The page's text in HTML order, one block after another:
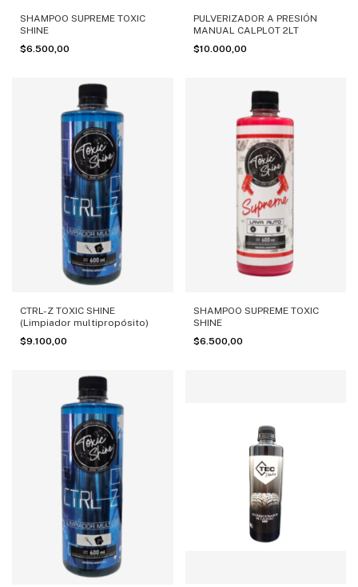
SHAMPOO SUPREME TOXIC
SHINE
$6.500,00
PULVERIZADOR A PRESIÓN
MANUAL CALPLOT 2LT
$10.000,00
CTRL-Z TOXIC SHINE
(Limpiador multipropósito)
$9.100,00
SHAMPOO SUPREME TOXIC
SHINE
$6.500,00